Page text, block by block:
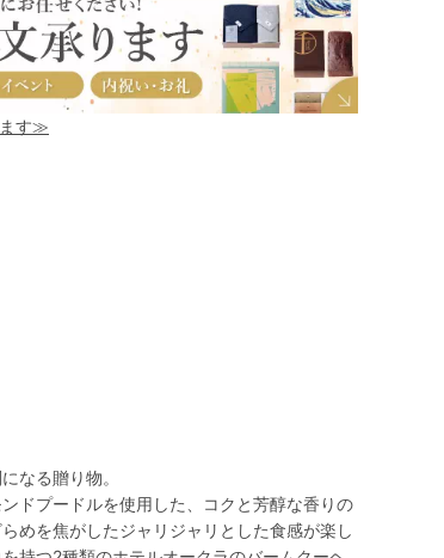
ます≫
なる贈り物。
ドプードルを使用した、コクと芳醇な香りの
めを焦がしたジャリジャリとした食感が楽し